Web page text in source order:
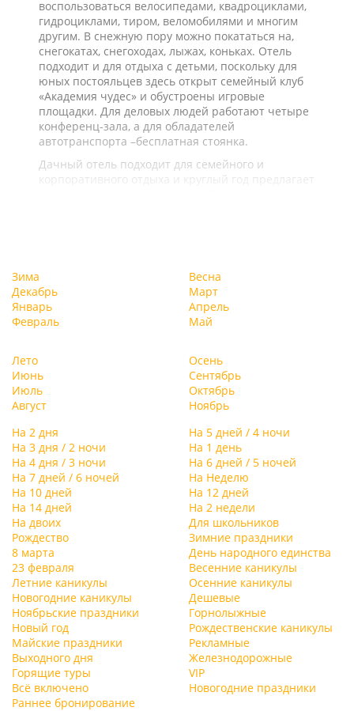
воспользоваться велосипедами, квадроциклами,
гидроциклами, тиром, веломобилями и многим
другим. В снежную пору можно покататься на,
снегокатах, снегоходах, лыжах, коньках. Отель
подходит и для отдыха с детьми, поскольку для
юных постояльцев здесь открыт семейный клуб
«Академия чудес» и обустроены игровые
площадки. Для деловых людей работают четыре
конференц-зала, а для обладателей
автотранспорта –бесплатная стоянка.
Дачный отель подходит для семейного и
корпоративного отдыха и круглый год предлагает
Зима
Декабрь
Январь
Февраль
Весна
Март
Апрель
Май
Лето
Июнь
Июль
Август
Осень
Сентябрь
Октябрь
Ноябрь
На 2 дня
На 5 дней / 4 ночи
На 3 дня / 2 ночи
На 1 день
На 4 дня / 3 ночи
На 6 дней / 5 ночей
На 7 дней / 6 ночей
На Неделю
На 10 дней
На 12 дней
На 14 дней
На 2 недели
На двоих
Для школьников
Рождество
Зимние праздники
8 марта
День народного единства
23 февраля
Весенние каникулы
Летние каникулы
Осенние каникулы
Новогодние каникулы
Дешевые
Ноябрьские праздники
Горнолыжные
Новый год
Рождественские каникулы
Майские праздники
Рекламные
Выходного дня
Железнодорожные
Горящие туры
VIP
Всё включено
Новогодние праздники
Раннее бронирование